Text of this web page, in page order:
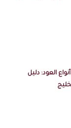
العود: دليل